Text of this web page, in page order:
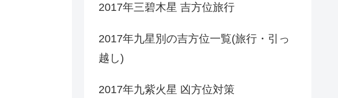
2017年三碧木星 吉方位旅行
2017年九星別の吉方位一覧(旅行・引っ
越し)
2017年九紫火星 凶方位対策